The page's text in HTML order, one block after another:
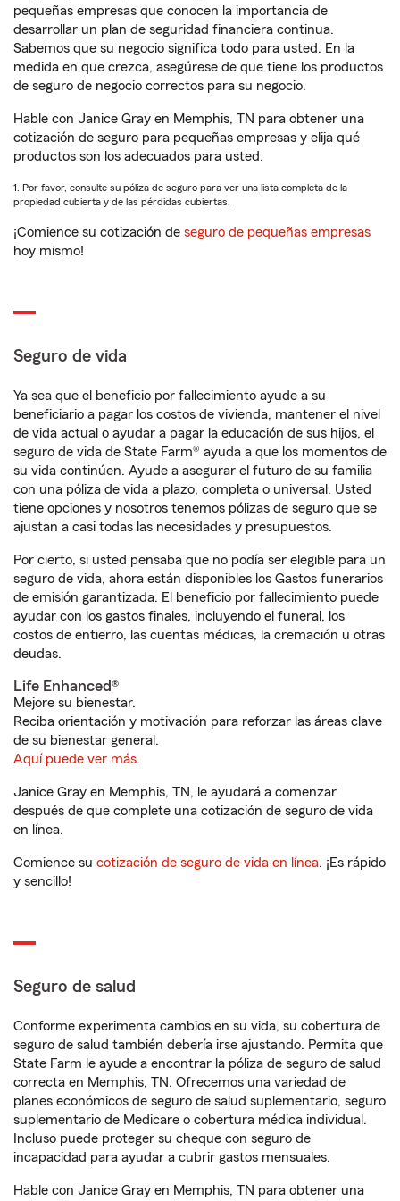
pequeñas empresas que conocen la importancia de
desarrollar un plan de seguridad financiera continua.
Sabemos que su negocio significa todo para usted. En la
medida en que crezca, asegúrese de que tiene los productos
de seguro de negocio correctos para su negocio.
Hable con Janice Gray en Memphis, TN para obtener una
cotización de seguro para pequeñas empresas y elija qué
productos son los adecuados para usted.
1. Por favor, consulte su póliza de seguro para ver una lista completa de la
propiedad cubierta y de las pérdidas cubiertas.
¡Comience su cotización de seguro de pequeñas empresas
hoy mismo!
Seguro de vida
Ya sea que el beneficio por fallecimiento ayude a su
beneficiario a pagar los costos de vivienda, mantener el nivel
de vida actual o ayudar a pagar la educación de sus hijos, el
seguro de vida de State Farm® ayuda a que los momentos de
su vida continúen. Ayude a asegurar el futuro de su familia
con una póliza de vida a plazo, completa o universal. Usted
tiene opciones y nosotros tenemos pólizas de seguro que se
ajustan a casi todas las necesidades y presupuestos.
Por cierto, si usted pensaba que no podía ser elegible para un
seguro de vida, ahora están disponibles los Gastos funerarios
de emisión garantizada. El beneficio por fallecimiento puede
ayudar con los gastos finales, incluyendo el funeral, los
costos de entierro, las cuentas médicas, la cremación u otras
deudas.
Life Enhanced®
Mejore su bienestar.
Reciba orientación y motivación para reforzar las áreas clave
de su bienestar general.
Aquí puede ver más.
Janice Gray en Memphis, TN, le ayudará a comenzar
después de que complete una cotización de seguro de vida
en línea.
Comience su cotización de seguro de vida en línea. ¡Es rápido
y sencillo!
Seguro de salud
Conforme experimenta cambios en su vida, su cobertura de
seguro de salud también debería irse ajustando. Permita que
State Farm le ayude a encontrar la póliza de seguro de salud
correcta en Memphis, TN. Ofrecemos una variedad de
planes económicos de seguro de salud suplementario, seguro
suplementario de Medicare o cobertura médica individual.
Incluso puede proteger su cheque con seguro de
incapacidad para ayudar a cubrir gastos mensuales.
Hable con Janice Gray en Memphis, TN para obtener una